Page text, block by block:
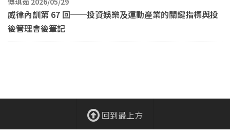
威律內訓第 67 回──投資娛樂及運動產業的關鍵指標與投
後管理會後筆記
回到最上方